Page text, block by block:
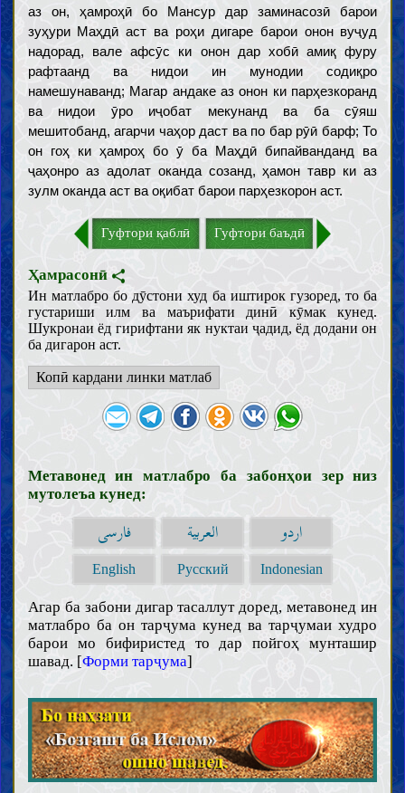
аз он, ҳамроҳӣ бо Мансур дар заминасозӣ барои
зуҳури Маҳдӣ аст ва роҳи дигаре барои онон вуҷуд
надорад, вале афсӯс ки онон дар хобӣ амиқ фуру
рафтаанд ва нидои ин мунодии содиқро
намешунаванд; Магар андаке аз онон ки парҳезкоранд
ва нидои ӯро иҷобат мекунанд ва ба сӯяш
мешитобанд, агарчи чаҳор даст ва по бар рӯӣ барф; То
он гоҳ ки ҳамроҳ бо ӯ ба Маҳдӣ бипайванданд ва
ҷаҳонро аз адолат оканда созанд, ҳамон тавр ки аз
зулм оканда аст ва оқибат барои парҳезкорон аст.
Гуфтори қаблӣ Гуфтори баъдӣ
Ҳамрасонӣ
Ин матлабро бо дӯстони худ ба иштирок гузоред, то ба
густариши илм ва маърифати динӣ кӯмак кунед.
Шукронаи ёд гирифтани як нуктаи ҷадид, ёд додани он
ба дигарон аст.
Копӣ кардани линки матлаб
Метавонед ин матлабро ба забонҳои зер низ
мутолеъа кунед:
فارسی العربية اردو
English Русский Indonesian
Агар ба забони дигар тасаллут доред, метавонед ин
матлабро ба он тарҷума кунед ва тарҷумаи худро
барои мо бифиристед то дар пойгоҳ мунташир
шавад. [Форми тарҷума]
Муқаддамот
Илм
Маънои илм ва вуҷуби касби он
Мавонеъи илм ва некуҳиши аҳли онҳо
Вазоиф ва аъмоли олимон